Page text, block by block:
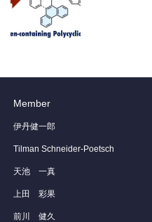
Member
伊丹健一郎
Tilman Schneider-Poetsch
天池 一真
上田 彩果
前川 健久